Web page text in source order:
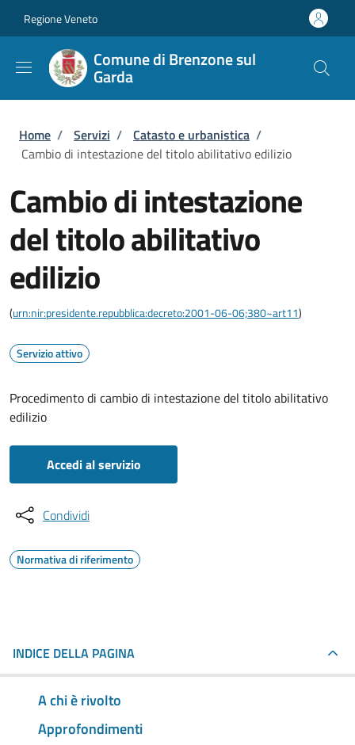
Regione Veneto
Comune di Brenzone sul
Garda
Briciole di pane
Home / Servizi / Catasto e urbanistica /
Cambio di intestazione del titolo abilitativo edilizio
Cambio di intestazione
del titolo abilitativo
edilizio
(urn:nir:presidente.repubblica:decreto:2001-06-06;380~art11)
Servizio attivo
Procedimento di cambio di intestazione del titolo abilitativo
edilizio
Accedi al servizio
Condividi
Normativa di riferimento
INDICE DELLA PAGINA
A chi è rivolto
Approfondimenti